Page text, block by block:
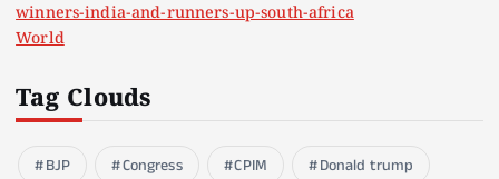
winners-india-and-runners-up-south-africa
World
Tag Clouds
BJP Congress CPIM
Donald trump